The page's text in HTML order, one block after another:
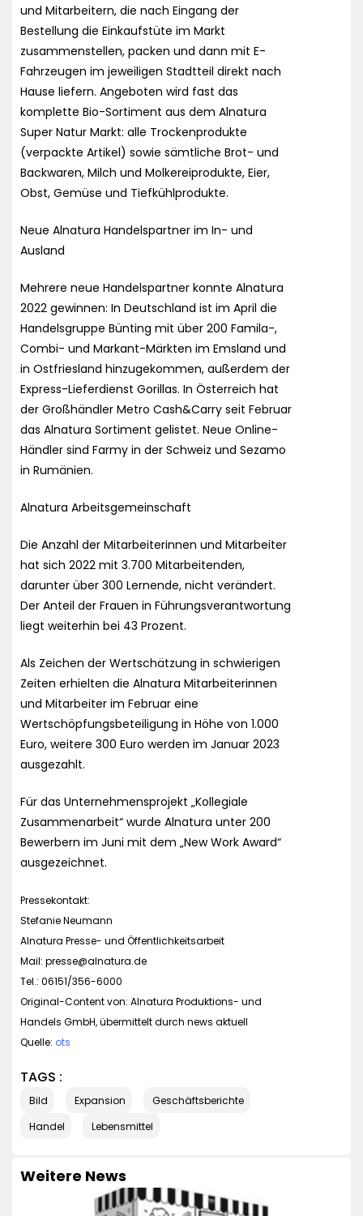
und Mitarbeitern, die nach Eingang der
Bestellung die Einkaufstüte im Markt
zusammenstellen, packen und dann mit E-
Fahrzeugen im jeweiligen Stadtteil direkt nach
Hause liefern. Angeboten wird fast das
komplette Bio-Sortiment aus dem Alnatura
Super Natur Markt: alle Trockenprodukte
(verpackte Artikel) sowie sämtliche Brot- und
Backwaren, Milch und Molkereiprodukte, Eier,
Obst, Gemüse und Tiefkühlprodukte.
Neue Alnatura Handelspartner im In- und
Ausland
Mehrere neue Handelspartner konnte Alnatura
2022 gewinnen: In Deutschland ist im April die
Handelsgruppe Bünting mit über 200 Famila-,
Combi- und Markant-Märkten im Emsland und
in Ostfriesland hinzugekommen, außerdem der
Express-Lieferdienst Gorillas. In Österreich hat
der Großhändler Metro Cash&Carry seit Februar
das Alnatura Sortiment gelistet. Neue Online-
Händler sind Farmy in der Schweiz und Sezamo
in Rumänien.
Alnatura Arbeitsgemeinschaft
Die Anzahl der Mitarbeiterinnen und Mitarbeiter
hat sich 2022 mit 3.700 Mitarbeitenden,
darunter über 300 Lernende, nicht verändert.
Der Anteil der Frauen in Führungsverantwortung
liegt weiterhin bei 43 Prozent.
Als Zeichen der Wertschätzung in schwierigen
Zeiten erhielten die Alnatura Mitarbeiterinnen
und Mitarbeiter im Februar eine
Wertschöpfungsbeteiligung in Höhe von 1.000
Euro, weitere 300 Euro werden im Januar 2023
ausgezahlt.
Für das Unternehmensprojekt „Kollegiale
Zusammenarbeit“ wurde Alnatura unter 200
Bewerbern im Juni mit dem „New Work Award“
ausgezeichnet.
Pressekontakt:
Stefanie Neumann
Alnatura Presse- und Öffentlichkeitsarbeit
Mail: presse@alnatura.de
Tel.: 06151/356-6000
Original-Content von: Alnatura Produktions- und
Handels GmbH, übermittelt durch news aktuell
Quelle: ots
TAGS :
Bild Expansion
Geschäftsberichte
Handel
Lebensmittel
Weitere News